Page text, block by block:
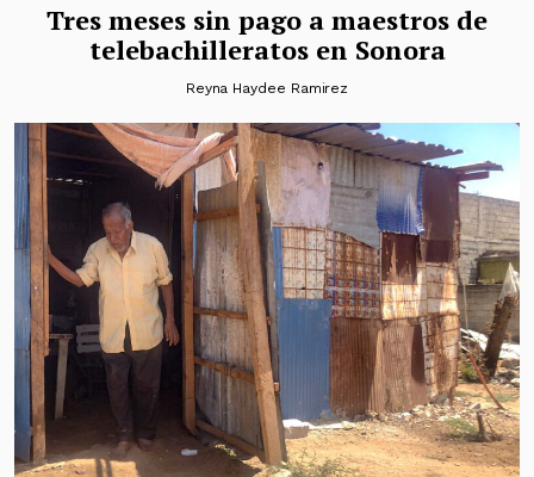
Tres meses sin pago a maestros de
telebachilleratos en Sonora
Reyna Haydee Ramirez